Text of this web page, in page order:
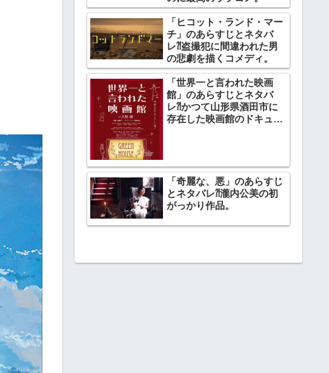
「ヒコット・ランド・マー
チ」のあらすじとネタバ
レ⁈盗撮犯に間違われた男
の悲劇を描くコメディ。
「世界一と言われた映画
館」のあらすじとネタバ
レ⁈かつて山形県酒田市に
存在した映画館のドキュメ
「奇麗な、悪」のあらすじ
とネタバレ⁈瀧内公美の初
がっかり作品。